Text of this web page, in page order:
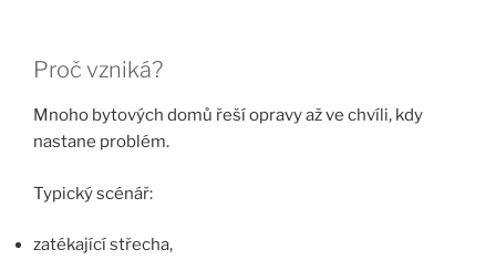
Proč vzniká?
Mnoho bytových domů řeší opravy až ve chvíli, kdy
nastane problém.
Typický scénář:
zatékající střecha,